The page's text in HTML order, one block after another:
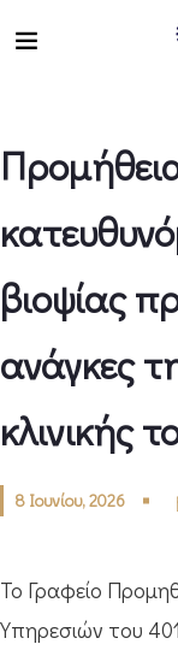
βιοψίας
ανάγκες
κλινικής
8 Ιουνίου, 2026
Το Γραφείο
Υπηρεσιών του